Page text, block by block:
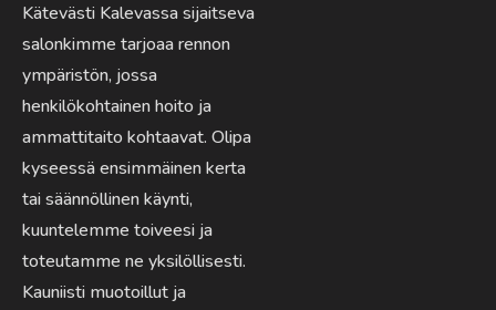
Kätevästi Kalevassa sijaitseva
salonkimme tarjoaa rennon
ympäristön, jossa
henkilökohtainen hoito ja
ammattitaito kohtaavat. Olipa
kyseessä ensimmäinen kerta
tai säännöllinen käynti,
kuuntelemme toiveesi ja
toteutamme ne yksilöllisesti.
Kauniisti muotoillut ja